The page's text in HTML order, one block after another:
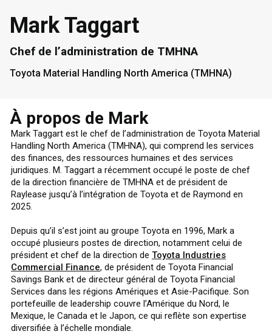
Mark Taggart
Chef de l’administration de TMHNA
Toyota Material Handling North America (TMHNA)
À propos de Mark
Mark Taggart est le chef de l’administration de Toyota Material
Handling North America (TMHNA), qui comprend les services
des finances, des ressources humaines et des services
juridiques. M. Taggart a récemment occupé le poste de chef
de la direction financière de TMHNA et de président de
Raylease jusqu’à l’intégration de Toyota et de Raymond en
2025.
Depuis qu’il s’est joint au groupe Toyota en 1996, Mark a
occupé plusieurs postes de direction, notamment celui de
président et chef de la direction de Toyota Industries
Commercial Finance, de président de Toyota Financial
Savings Bank et de directeur général de Toyota Financial
Services dans les régions Amériques et Asie-Pacifique. Son
portefeuille de leadership couvre l’Amérique du Nord, le
Mexique, le Canada et le Japon, ce qui reflète son expertise
diversifiée à l’échelle mondiale.